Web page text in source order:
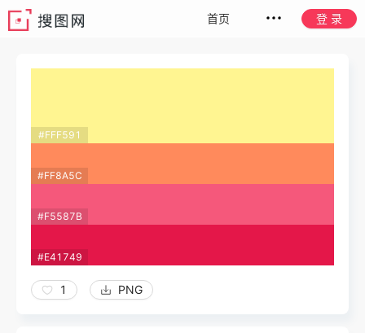
首页 登 录
#FFF591
#FF8A5C
#F5587B
#E41749
1 PNG